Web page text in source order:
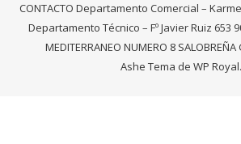
CONTACTO Departamento Comercial –
Departamento Técnico – Fº Javier Ruiz 653
MEDITERRANEO NUMERO 8
Ashe Tema de WP Royal.